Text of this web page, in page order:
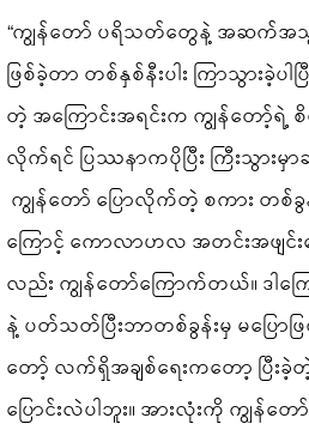
“ကျွန်တော် ပရိသတ်တွေနဲ့ အဆက်အသွယ်
ဖြစ်ခဲ့တာ တစ်နှစ်နီးပါး ကြာသွားခဲ့
တဲ့ အကြောင်းအရင်းက ကျွန်တော့်ရဲ့
လိုက်ရင် ပြဿနာကပိုပြီး ကြီးသွားမှ
ကျွန်တော် ပြောလိုက်တဲ့ စကား တစ်ခွ
ကြောင့် ကောလာဟလ အတင်းအဖျင်းတွ
လည်း ကျွန်တော်ကြောက်တယ်။ ဒါကြ
နဲ့ ပတ်သတ်ပြီးဘာတစ်ခွန်းမှ မပြောဖ
တော့် လက်ရှိအချစ်ရေးကတော့ ပြီး
ပြောင်းလဲပါဘူး။ အားလုံးကို ကျွန်တေ